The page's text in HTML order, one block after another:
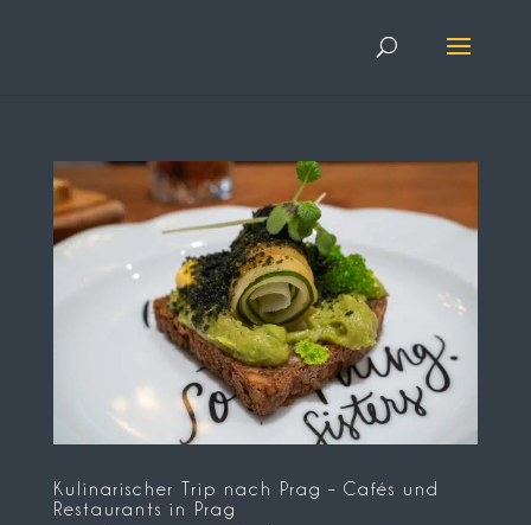
Kulinarischer Trip nach Prag – Cafés und
Restaurants in Prag